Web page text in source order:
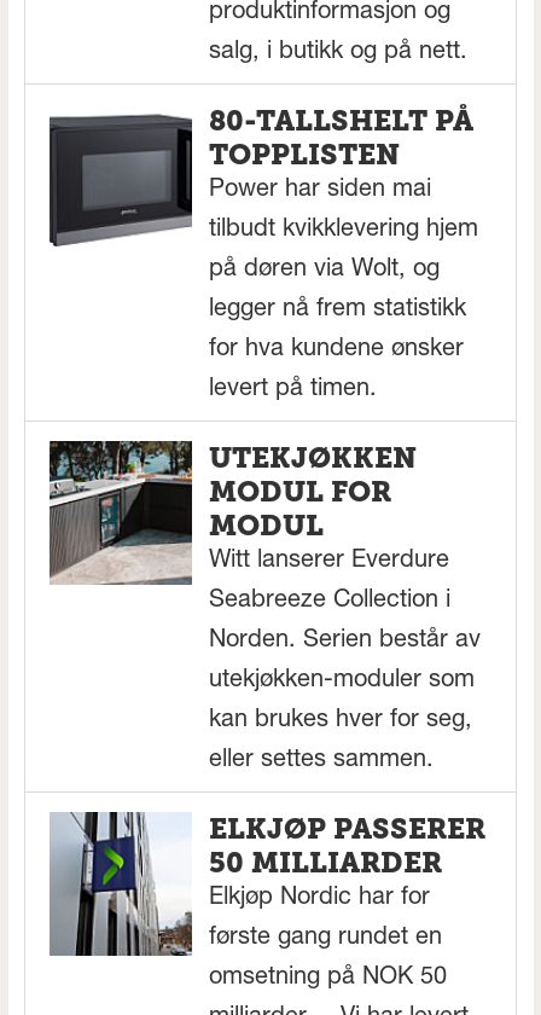
produktinformasjon og
salg, i butikk og på nett.
80-TALLSHELT PÅ
TOPPLISTEN
Power har siden mai
tilbudt kvikklevering hjem
på døren via Wolt, og
legger nå frem statistikk
for hva kundene ønsker
levert på timen.
UTEKJØKKEN
MODUL FOR
MODUL
Witt lanserer Everdure
Seabreeze Collection i
Norden. Serien består av
utekjøkken-moduler som
kan brukes hver for seg,
eller settes sammen.
ELKJØP PASSERER
50 MILLIARDER
Elkjøp Nordic har for
første gang rundet en
omsetning på NOK 50